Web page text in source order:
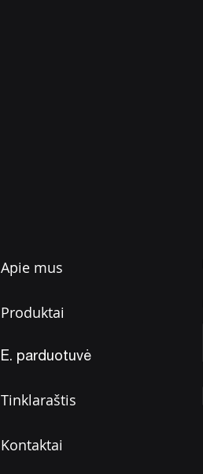
Apie mus
Produktai
E. parduotuvė
Tinklaraštis
Kontaktai